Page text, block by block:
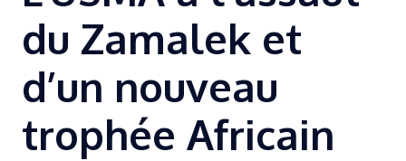
du Zamalek et
d’un nouveau
trophée Africain